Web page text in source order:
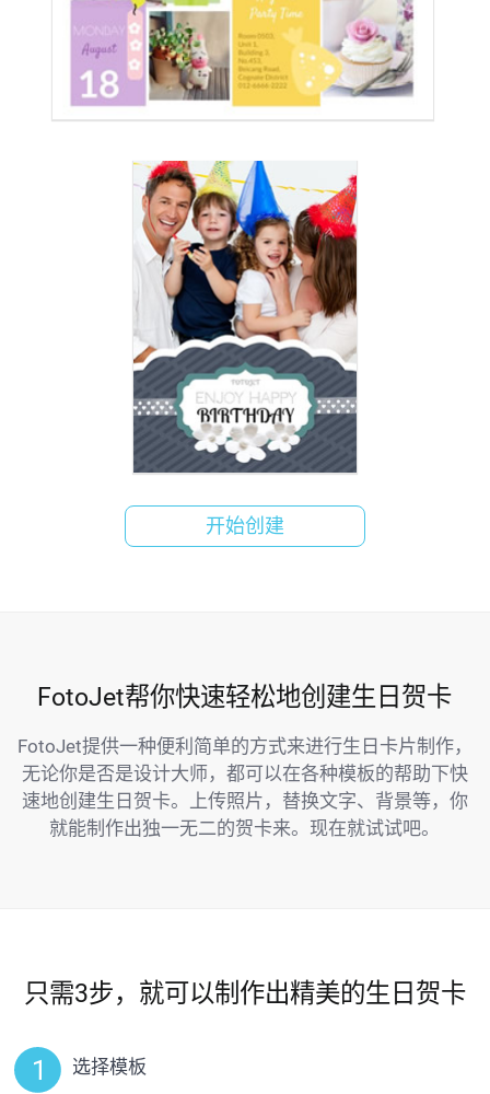
开始创建
FotoJet帮你快速轻松地创建生日贺卡
FotoJet提供一种便利简单的方式来进行生日卡片制作，
无论你是否是设计大师，都可以在各种模板的帮助下快
速地创建生日贺卡。上传照片，替换文字、背景等，你
就能制作出独一无二的贺卡来。现在就试试吧。
只需3步，就可以制作出精美的生日贺卡
选择模板